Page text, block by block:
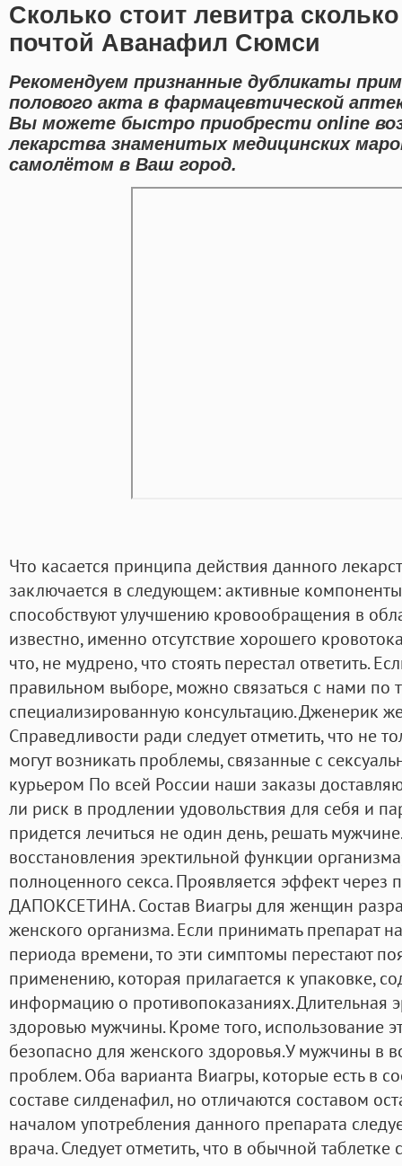
Сколько стоит левитра
почтой Аванафил Сюмси
Рекомендуем признанные дубликаты
полового акта в фармацевтической
Вы можете быстро приобрести online
лекарства знаменитых медицинских
самолётом в Ваш город.
Что касается принципа действия данного
заключается в следующем: активные
способствуют улучшению кровообращения в
известно, именно отсутствие хорошего
что, не мудрено, что стоять перестал ответить.
правильном выборе, можно связаться с нами по
специализированную консультацию. Дженерик
Справедливости ради следует отметить, что не
могут возникать проблемы, связанные с
курьером По всей России наши заказы
ли риск в продлении удовольствия для себя и
придется лечиться не один день, решать
восстановления эректильной функции
полноценного секса. Проявляется эффект через
ДАПОКСЕТИНА. Состав Виагры для женщин
женского организма. Если принимать препарат
периода времени, то эти симптомы перестают
применению, которая прилагается к упаковке,
информацию о противопоказаниях. Длительная
здоровью мужчины. Кроме того, использование
безопасно для женского здоровья.У мужчины в
проблем. Оба варианта Виагры, которые есть в
составе силденафил, но отличаются составом
началом употребления данного препарата
врача. Следует отметить, что в обычной